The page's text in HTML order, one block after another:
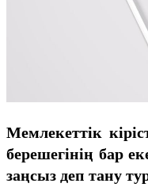
Мемлекеттік
берешегінің бар
заңсыз деп тану